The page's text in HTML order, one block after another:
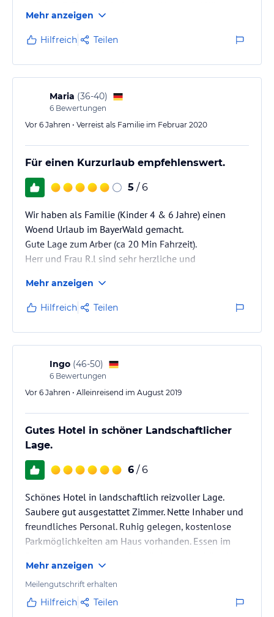
verschiedene Brotsorten sowie frisch aufgebrühter
Kaffee bereitgestellt. Ebenso gab es unterschiedliche
Eierspeisen frisch zubereitet. Sehr lecker. Auch beim
Abendessen gab es immer wieder sehr sehr leckere
Überraschungen. Jeden Tag eine neue Tageskarte.
Geheimtipp !! Bratkartoffeln. WELTKLASSE die
besten.!!!…
Mehr anzeigen
Hilfreich Teilen
Maria (36-40)
6 Bewertungen
Vor 6 Jahren • Verreist als Familie im Februar 2020
Für einen Kurzurlaub empfehlenswert.
5 / 6
Wir haben als Familie (Kinder 4 & 6 Jahre) einen
Woend Urlaub im BayerWald gemacht.
Gute Lage zum Arber (ca 20 Min Fahrzeit).
Herr und Frau R.l sind sehr herzliche und
So wurde uns am Telefon ein DZ als Vierbettzimmer
angeboten (Ausziehcouch und Zustellbett). Damit war
es natürlich enger, aber absolut ausreichend mit
Stauraum, Bad und kleinem Flur.
Das Babyfon funktionierte bis ins Gästewohnzimmer.
Alles war sehr sauber und einladend.
Mehr anzeigen
Hilfreich Teilen
Ingo (46-50)
6 Bewertungen
Vor 6 Jahren • Alleinreisend im August 2019
Gutes Hotel in schöner Landschaftlicher
Lage.
6 / 6
Schönes Hotel in landschaftlich reizvoller Lage.
Saubere gut ausgestattet Zimmer. Nette Inhaber und
freundliches Personal. Ruhig gelegen, kostenlose
Parkmöglichkeiten am Haus vorhanden. Essen im
war für mich voll in Ordnung.
Mehr anzeigen
Meilengutschrift erhalten
Hilfreich Teilen